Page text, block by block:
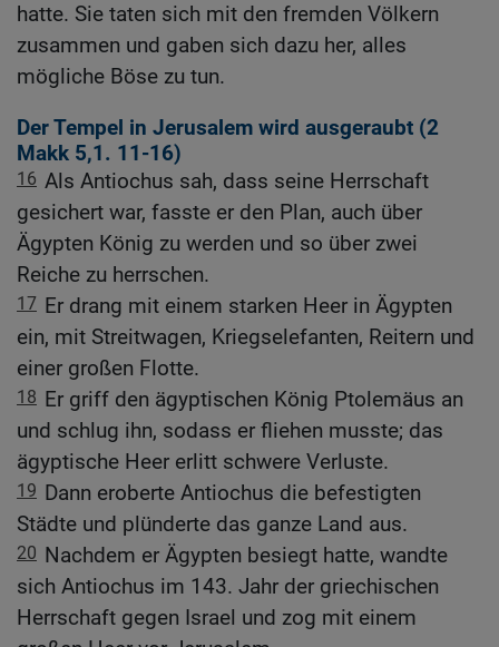
hatte. Sie taten sich mit den fremden Völkern
zusammen und gaben sich dazu her, alles
mögliche Böse zu tun.
Der Tempel in Jerusalem wird ausgeraubt (2
Makk 5,1. 11-16)
16 Als Antiochus sah, dass seine Herrschaft
gesichert war, fasste er den Plan, auch über
Ägypten König zu werden und so über zwei
Reiche zu herrschen.
17 Er drang mit einem starken Heer in Ägypten
ein, mit Streitwagen, Kriegselefanten, Reitern und
einer großen Flotte.
18 Er griff den ägyptischen König Ptolemäus an
und schlug ihn, sodass er fliehen musste; das
ägyptische Heer erlitt schwere Verluste.
19 Dann eroberte Antiochus die befestigten
Städte und plünderte das ganze Land aus.
20 Nachdem er Ägypten besiegt hatte, wandte
sich Antiochus im 143. Jahr der griechischen
Herrschaft gegen Israel und zog mit einem